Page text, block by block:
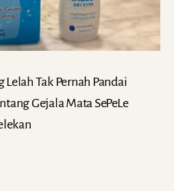
Lelah Tak Pernah Pandai
Gejala Mata SePeLe